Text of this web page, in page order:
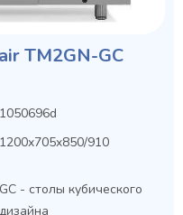
TM2GN-GС
1050696d
1200x705x850/910
GC - столы кубического
дизайна